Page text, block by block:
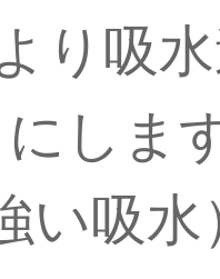
り吸
しま
い吸水